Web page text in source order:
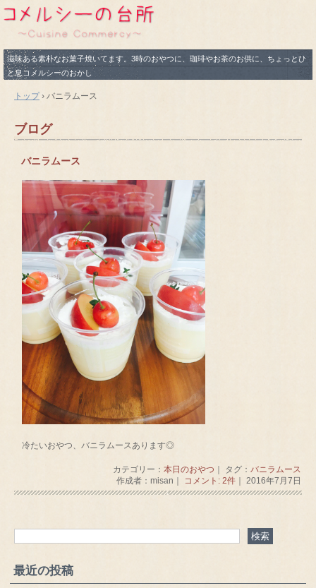
滋味ある素朴なお菓子焼いてます。3時のおやつに、珈琲やお茶のお供に、ちょっとひ
と息コメルシーのおかし
トップ› バニラムース
ブログ
バニラムース
冷たいおやつ、バニラムースあります◎
カテゴリー： 本日のおやつ ｜ タグ： バニラムース
作成者：misan｜ コメント: 2件｜ 2016年7月7日
最近の投稿